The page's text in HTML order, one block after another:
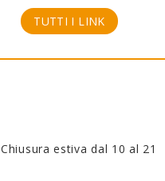
TUTTI I LINK
Chiusura estiva dal 10 al 21